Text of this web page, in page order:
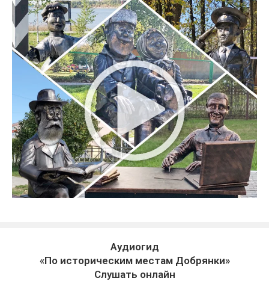
Аудиогид
«По историческим местам Добрянки»
Слушать онлайн